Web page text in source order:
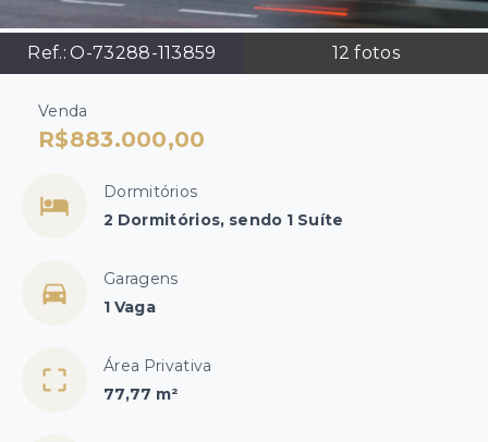
Ref.:O-73288-113859 12 fotos
Venda
R$883.000,00
Dormitórios
2 Dormitórios, sendo 1 Suíte
Garagens
1 Vaga
Área Privativa
77,77 m²